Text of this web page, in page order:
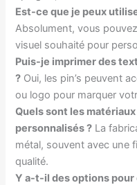
Est-ce que je peux
Absolument, vous
visuel souhaité pour
Puis-je imprimer des
? Oui, les pin’s peuvent
ou logo pour marquer
Quels sont les
personnalisés ? La
métal, souvent avec une
qualité.
Y a-t-il des options pour